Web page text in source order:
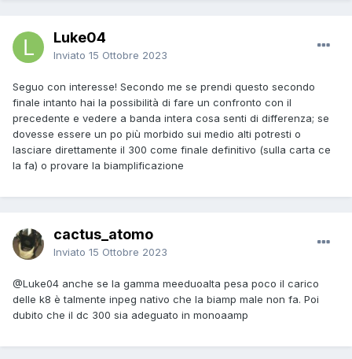
Luke04
Inviato 15 Ottobre 2023
Seguo con interesse! Secondo me se prendi questo secondo
finale intanto hai la possibilità di fare un confronto con il
precedente e vedere a banda intera cosa senti di differenza; se
dovesse essere un po più morbido sui medio alti potresti o
lasciare direttamente il 300 come finale definitivo (sulla carta ce
la fa) o provare la biamplificazione
cactus_atomo
Inviato 15 Ottobre 2023
@Luke04 anche se la gamma meeduoalta pesa poco il carico
delle k8 è talmente inpeg nativo che la biamp male non fa. Poi
dubito che il dc 300 sia adeguato in monoaamp